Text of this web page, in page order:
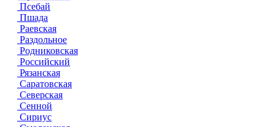
Псебай
Пшада
Раевская
Раздольное
Родниковская
Российский
Рязанская
Саратовская
Северская
Сенной
Сириус